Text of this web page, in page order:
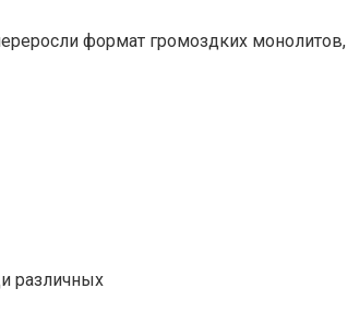
формат громоздких монолитов,
различных